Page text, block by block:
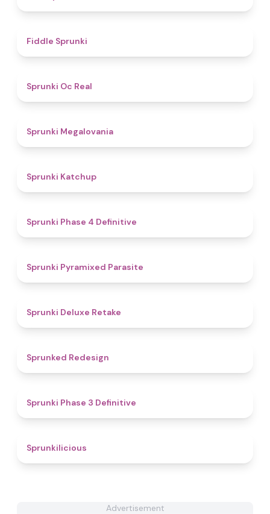
Fiddle Sprunki
Sprunki Oc Real
Sprunki Megalovania
Sprunki Katchup
Sprunki Phase 4 Definitive
Sprunki Pyramixed Parasite
Sprunki Deluxe Retake
Sprunked Redesign
Sprunki Phase 3 Definitive
Sprunkilicious
Advertisement